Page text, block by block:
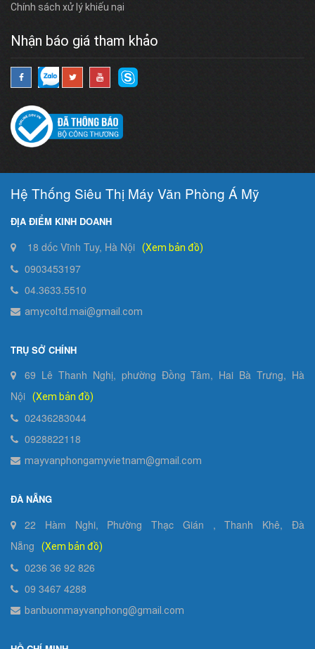
Chính sách xử lý khiếu nại
Nhận báo giá tham khảo
Hệ Thống Siêu Thị Máy Văn Phòng Á Mỹ
ĐỊA ĐIỂM KINH DOANH
18 dốc Vĩnh Tuy, Hà Nội (Xem bản đồ)
0903453197
04.3633.5510
amycoltd.mai@gmail.com
TRỤ SỞ CHÍNH
69 Lê Thanh Nghị, phường Đồng Tâm, Hai Bà Trưng, Hà
Nội
(Xem bản đồ)
02436283044
0928822118
mayvanphongamyvietnam@gmail.com
ĐÀ NẴNG
22 Hàm Nghi, Phường Thạc Gián , Thanh Khê, Đà
Nẵng
(Xem bản đồ)
0236 36 92 826
09 3467 4288
banbuonmayvanphong@gmail.com